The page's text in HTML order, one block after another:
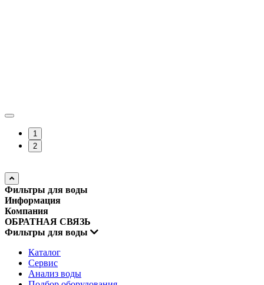
1
2
Фильтры для воды
Информация
Компания
ОБРАТНАЯ СВЯЗЬ
Фильтры для воды
Каталог
Сервис
Анализ воды